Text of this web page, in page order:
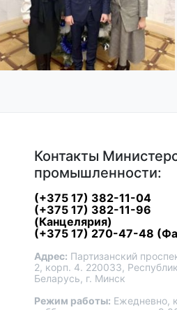
Контакты
промышленности:
(+375 17) 382-11-04
(+375 17) 382-11-96
(Канцелярия)
(+375 17) 270-47-48
Адрес: Партизанский
2, корп. 4. 220033,
Беларусь, г. Минск
Режим работы: Ежедневно,